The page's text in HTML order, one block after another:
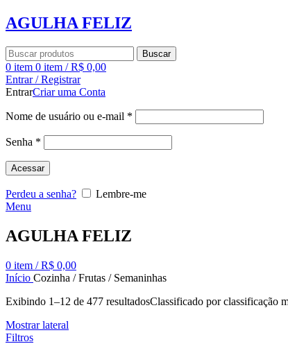
AGULHA FELIZ
Buscar
0 item 0 item / R$ 0,00
Entrar / Registrar
EntrarCriar uma Conta
Nome de usuário ou e-mail *
Senha *
Acessar
Perdeu a senha?
Lembre-me
Menu
AGULHA FELIZ
0 item / R$ 0,00
Início Cozinha / Frutas / Semaninhas
Exibindo 1–12 de 477 resultadosClassificado por classificação
Mostrar lateral
Filtros